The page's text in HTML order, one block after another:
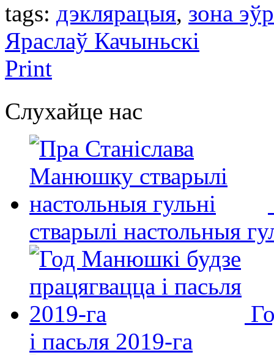
tags: дэклярацыя, зона
Яраслаў Качыньскі
Print
Слухайце нас
стварылі настольныя
і пасьля 2019-га